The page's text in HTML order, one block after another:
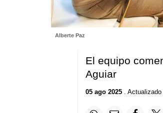
Alberte Paz
El equipo
Aguiar
05 ago 2025. Actualizado